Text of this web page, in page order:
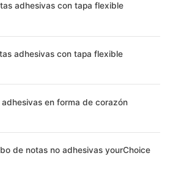
adhesivas con tapa flexible
adhesivas con tapa flexible
adhesivas en forma de corazón
de notas no adhesivas yourChoice